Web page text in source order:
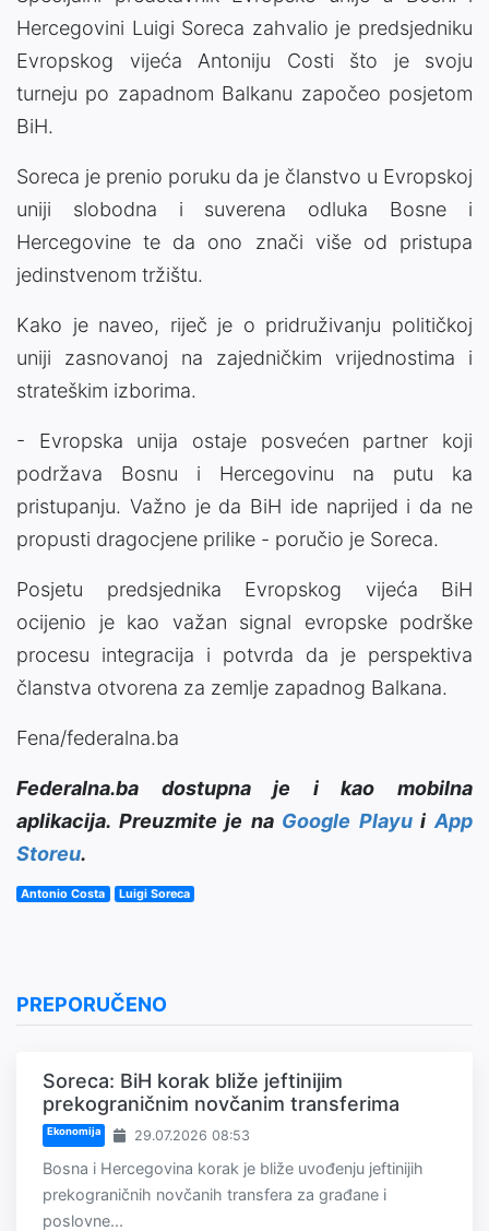
Hercegovini Luigi Soreca zahvalio je predsjedniku
Evropskog vijeća Antoniju Costi što je svoju
turneju po zapadnom Balkanu započeo posjetom
BiH.
Soreca je prenio poruku da je članstvo u Evropskoj
uniji slobodna i suverena odluka Bosne i
Hercegovine te da ono znači više od pristupa
jedinstvenom tržištu.
Kako je naveo, riječ je o pridruživanju političkoj
uniji zasnovanoj na zajedničkim vrijednostima i
strateškim izborima.
- Evropska unija ostaje posvećen partner koji
podržava Bosnu i Hercegovinu na putu ka
pristupanju. Važno je da BiH ide naprijed i da ne
propusti dragocjene prilike - poručio je Soreca.
Posjetu predsjednika Evropskog vijeća BiH
ocijenio je kao važan signal evropske podrške
procesu integracija i potvrda da je perspektiva
članstva otvorena za zemlje zapadnog Balkana.
Fena/federalna.ba
Federalna.ba dostupna je i kao mobilna
aplikacija. Preuzmite je na Google PlayuiApp
Storeu.
Antonio Costa Luigi Soreca
PREPORUČENO
Soreca: BiH korak bliže jeftinijim
prekograničnim novčanim transferima
Ekonomija 29.07.2026 08:53
Bosna i Hercegovina korak je bliže uvođenju jeftinijih
prekograničnih novčanih transfera za građane i
poslovne...